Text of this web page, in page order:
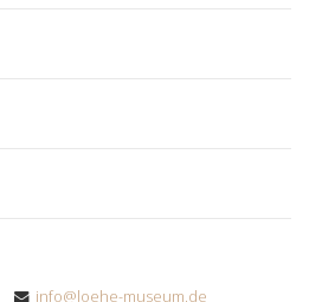
info@loehe-museum.de